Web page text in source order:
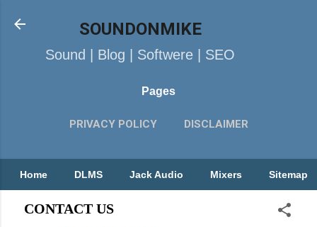
SOUNDONMIKE
Sound | Blog | Softwere | SEO
Pages
PRIVACY POLICY DISCLAIMER
TOS CONTACT US SITEMAP
Home DLMS Jack Audio Mixers Sitemap
CONTACT US